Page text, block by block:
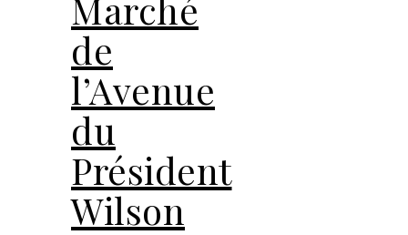
de
l’Avenue
du
Président
Wilson